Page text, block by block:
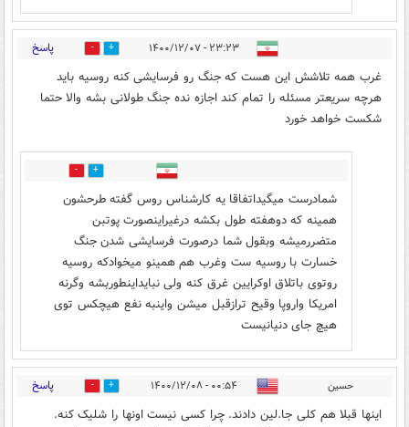
۲۳:۲۳ - ۱۴۰۰/۱۲/۰۷ 15 پاسخ
غرب همه تلاشش این هست که جنگ رو فرسایشی کنه روسیه باید
هرچه سریعتر مسئله را تمام کند اجازه نده جنگ طولانی بشه والا حتما
شکست خواهد خورد
6
شمادرست میگیداتفاقا یه کارشناس روس گفته طرحشون
همینه که دوهفته طول بکشه درغیراینصورت پوتبن
متضررمیشه وبقول شما درصورت فرسایشی شدن جنگ
خسارت با روسیه ست وغرب هم همینو میخوادکه روسیه
روتوی باتلاق اوکرایین غرق کنه ولی نبایداینطوربشه وگرنه
امریکا واروپا وقیح ترازقبل میشن واینبه نفع هیچکس توی
هیچ جای دنیانیست
حسین ۰۰:۵۴ - ۱۴۰۰/۱۲/۰۸ 2 پاسخ
اینها قبلا هم کلی جا.لین دادند. چرا کسی نیست اونها را شلیک کنه.